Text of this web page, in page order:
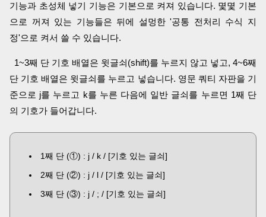
기능과 초성체 넣기 기능은 기본으로 켜져 있습니다. 몇몇 기본
으로 꺼져 있는 기능들은 뒤에 설멍한 '공통 전처리 수식 지
정'으로 켜서 쓸 수 있습니다.
1~3째 단 기호 배열은 윗글쇠(shift)를 누르지 않고 넣고, 4~6째
단 기호 배열은 윗글쇠를 누르고 넣습니다. 영문 쿼티 자판을 기
준으로 j를 누르고 k를 누른 다음에 일반 글쇠를 누르면 1째 단
의 기호가 들어갑니다.
1째 단 (①) : j / k / [기호 있는 글쇠]
2째 단 (②) : j / l / [기호 있는 글쇠]
3째 단 (③) : j / ; / [기호 있는 글쇠]